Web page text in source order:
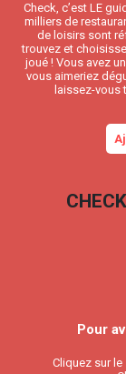
Check, c’est LE
milliers de
de loisirs sont
trouvez et
joué ! Vous avez
vous aimeriez
laissez-vous
Pour
Cliquez sur